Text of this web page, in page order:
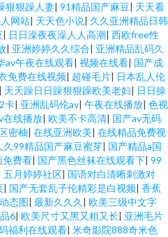
狠狠躁人妻| 91精品国产麻豆| 天天看
网站| 天天色小说| 久久亚洲精品日韩
| 日日澡夜夜澡人人高潮| 西欧free性
| 亚洲婷婷久久综合| 亚洲精品乱码久
av午夜在线观看| 视频在线看| 国产成
免费在线视频| 超碰毛片| 日本乱人伦
| 天天躁日日躁狠狠躁欧美老妇| 日日操
卡| 亚洲乱码伦av| 午夜在线播放| 色视
在线播放| 欧美不卡高清| 国产av无码
密柚| 在线亚洲欧美| 在线精品免费视
久99精品国产麻豆蜜芽| 国产精品a国
免费看| 国产黑色丝袜在线观看下| 99
五月婷婷社区| 国语对白清晰刺激对
| 国产无套乱子伦精彩是白视频| 香蕉
态图| 最新久久久 | 欧美三级中文字
6| 欧美尺寸又黑又粗又长| 亚洲毛片
福利在线观看| 米奇影院888奇米色